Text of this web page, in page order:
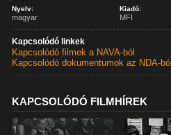
Nyelv:
magyar
Kiadó:
MFI
Kapcsolódó linkek
Kapcsolódó filmek a NAVA-ból
Kapcsolódó dokumentumok az NDA-ból
KAPCSOLÓDÓ FILMHÍREK